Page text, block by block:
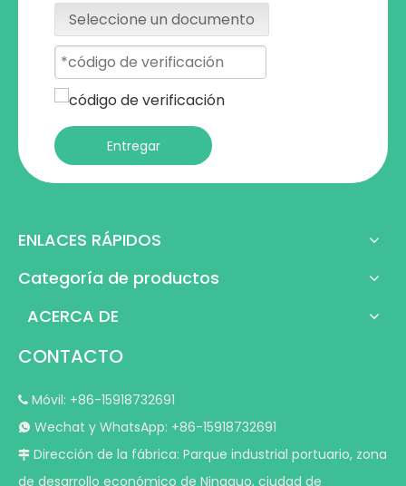
Seleccione un documento
Entregar
ENLACES RÁPIDOS
Categoría de productos
ACERCA DE
CONTACTO
 Móvil: +86-15918732691
 Wechat y WhatsApp: +86-15918732691
 Dirección de la fábrica: Parque industrial portuario, zona
de desarrollo económico de Ningguo, ciudad de